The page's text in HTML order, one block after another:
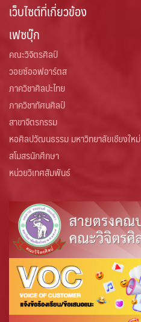
เว็บไซต์ที่เกี่ยวข้อง
เฟซบุ๊ก
คณะวิจิตรศิลป์
วอยซ์ออฟอาร์ตส
ภาควิชาศิลปะไทย
ภาควิชาทัศนศิลป์
สาขาจิตรกรรม
หอศิลปวัฒนธรรม มหาวิทยาลัยเชียงใหม่
สโมสรนักศึกษา
หน่วยวิเทศสัมพันธ์